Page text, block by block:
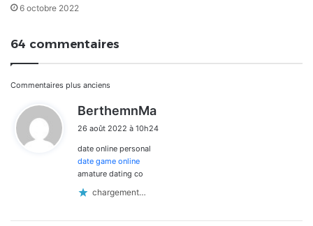
6 octobre 2022
64 commentaires
Navigation
dans
les
commentaires
Commentaires plus anciens
BerthemnMa
t
26 août 2022 à 10h24
date online personal
date game online
amature dating co
chargement…